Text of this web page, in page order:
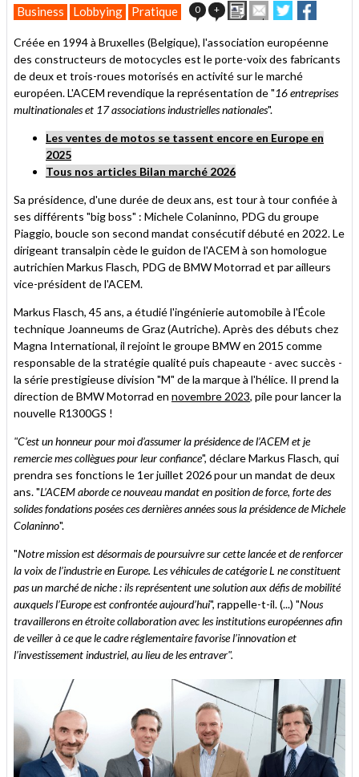
Business Lobbying Pratique 0 + ImprimerEnvoyer
cet
à
un
ami
Partager
sur
sur
Créée en 1994 à Bruxelles (Belgique), l'association européenne
des constructeurs de motocycles est le porte-voix des fabricants
de deux et trois-roues motorisés en activité sur le marché
européen. L'ACEM revendique la représentation de "16 entreprises
multinationales et 17 associations industrielles nationales".
Les ventes de motos se tassent encore en Europe en
2025
Tous nos articles Bilan marché 2026
Sa présidence, d'une durée de deux ans, est tour à tour confiée à
ses différents "big boss" : Michele Colaninno, PDG du groupe
Piaggio, boucle son second mandat consécutif débuté en 2022. Le
dirigeant transalpin cède le guidon de l'ACEM à son homologue
autrichien Markus Flasch, PDG de BMW Motorrad et par ailleurs
vice-président de l'ACEM.
Markus Flasch, 45 ans, a étudié l'ingénierie automobile à l'École
technique Joanneums de Graz (Autriche). Après des débuts chez
Magna International, il rejoint le groupe BMW en 2015 comme
responsable de la stratégie qualité puis chapeaute - avec succès -
la série prestigieuse division "M" de la marque à l'hélice. Il prend la
direction de BMW Motorrad en novembre 2023, pile pour lancer la
nouvelle R1300GS !
"C’est un honneur pour moi d’assumer la présidence de l’ACEM et je
remercie mes collègues pour leur confiance", déclare Markus Flasch, qui
prendra ses fonctions le 1er juillet 2026 pour un mandat de deux
ans. "L’ACEM aborde ce nouveau mandat en position de force, forte des
solides fondations posées ces dernières années sous la présidence de Michele
Colaninno".
"Notre mission est désormais de poursuivre sur cette lancée et de renforcer
la voix de l’industrie en Europe. Les véhicules de catégorie L ne constituent
pas un marché de niche : ils représentent une solution aux défis de mobilité
auxquels l’Europe est confrontée aujourd’hui", rappelle-t-il. (...) "Nous
travaillerons en étroite collaboration avec les institutions européennes afin
de veiller à ce que le cadre réglementaire favorise l’innovation et
l’investissement industriel, au lieu de les entraver".